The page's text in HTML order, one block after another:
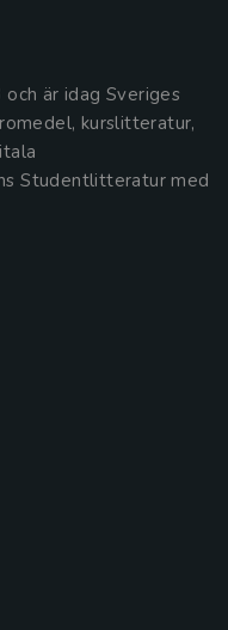
är idag Sveriges
kurslitteratur,
Studentlitteratur med